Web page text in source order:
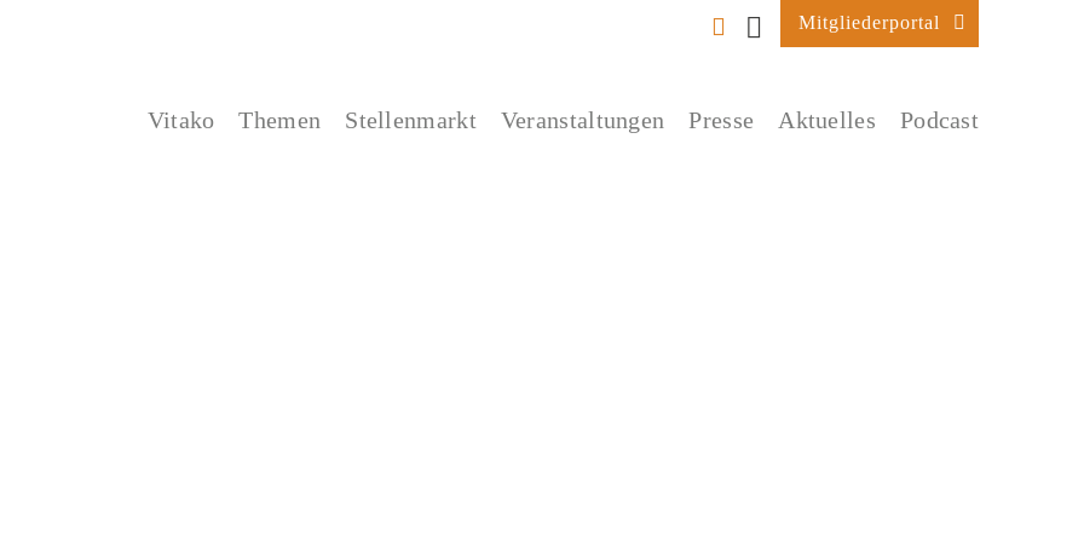
Mitgliederportal
Vitako Themen Stellenmarkt Veranstaltungen Presse Aktuelles Podcast